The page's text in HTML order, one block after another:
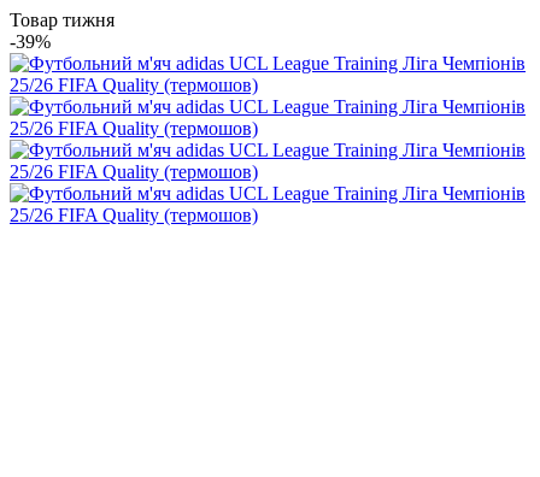
Товар тижня
-39%